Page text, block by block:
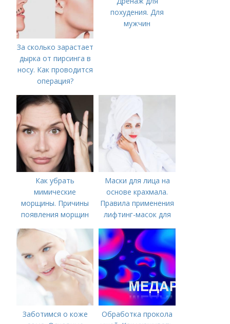
За сколько зарастает
дырка от пирсинга в
носу. Как проводится
операция?
похудения. Для
мужчин
Как убрать
мимические
морщины. Причины
появления морщин
Маски для лица на
основе крахмала.
Правила применения
лифтинг-масок для
Заботимся о коже
Обработка прокола